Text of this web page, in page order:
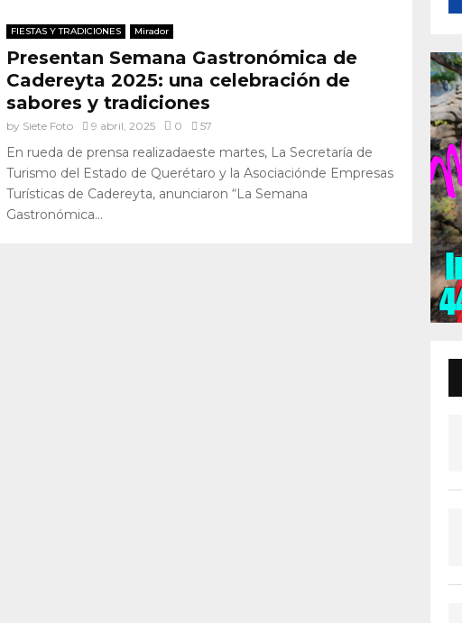
FIESTAS Y TRADICIONES Mirador
Presentan Semana Gastronómica de
Cadereyta 2025: una celebración de
sabores y tradiciones
by Siete Foto 9 abril, 2025 0 57
En rueda de prensa realizadaeste martes, La Secretaría de
Turismo del Estado de Querétaro y la Asociaciónde Empresas
Turísticas de Cadereyta, anunciaron “La Semana
Gastronómica...